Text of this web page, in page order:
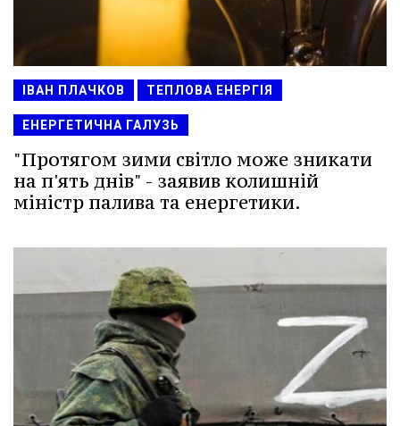
ІВАН ПЛАЧКОВ ТЕПЛОВА ЕНЕРГІЯ
ЕНЕРГЕТИЧНА ГАЛУЗЬ
"Протягом зими світло може зникати
на п'ять днів" - заявив колишній
міністр палива та енергетики.